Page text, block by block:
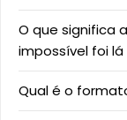
O que significa
impossível foi lá
Qual é o